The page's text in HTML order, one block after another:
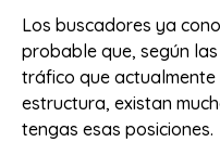
Los buscadores ya
probable que, según
tráfico que
estructura, existan
tengas esas posiciones.